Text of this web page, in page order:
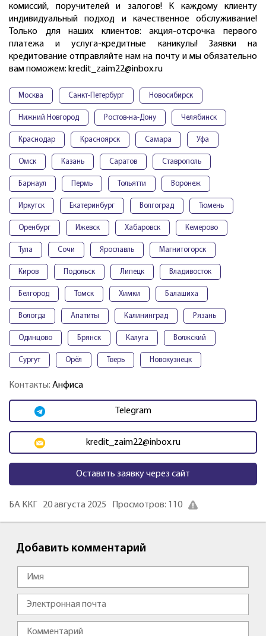
комиссий, поручителей и залогов! К каждому клиенту
индивидуальный подход и качественное обслуживание!
Только для наших клиентов: акция-отсрочка первого
платежа и услуга-кредитные каникулы! Заявки на
кредитование отправляйте нам на почту и мы обязательно
вам поможем: kredit_zaim22@inbox.ru
Москва Санкт-Петербург Новосибирск
Нижний Новгород Ростов-на-Дону Челябинск
Краснодар Красноярск Самара Уфа
Омск Казань Саратов Ставрополь
Барнаул Пермь Тольятти Воронеж
Иркутск Екатеринбург Волгоград Тюмень
Оренбург Ижевск Хабаровск Кемерово
Тула Сочи Ярославль Магнитогорск
Киров Подольск Липецк Владивосток
Белгород Томск Химки Балашиха
Вологда Апатиты Калининград Рязань
Одинцово Брянск Калуга Волжский
Сургут Орёл Тверь Новокузнецк
Контакты: Анфиса
Telegram
kredit_zaim22@inbox.ru
Оставить заявку через сайт
БА ККГ 20 августа 2025 Просмотров: 110
Добавить комментарий